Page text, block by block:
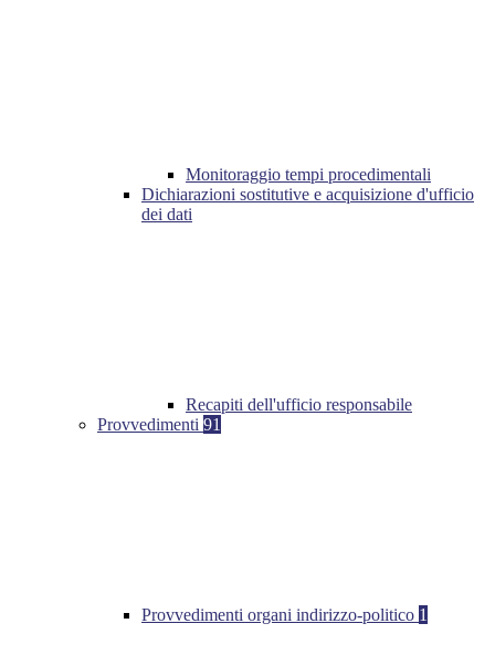
Monitoraggio tempi procedimentali
Dichiarazioni sostitutive e acquisizione d'ufficio
dei dati
Recapiti dell'ufficio responsabile
Provvedimenti 91
Provvedimenti organi indirizzo-politico 1